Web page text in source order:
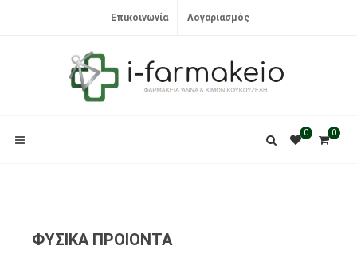
Επικοινωνία Λογαριασμός
0
0
ΦΥΣΙΚΑ ΠΡΟΙΟΝΤΑ